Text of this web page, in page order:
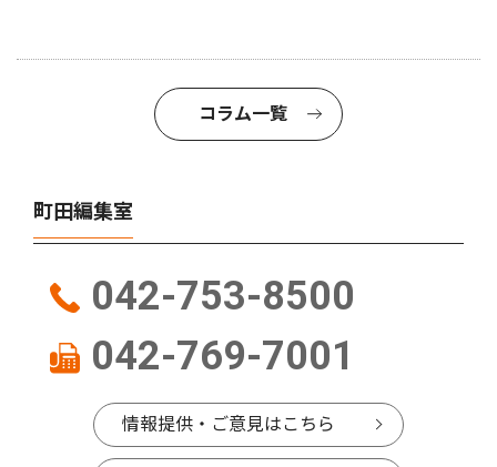
コラム一覧
町田編集室
042-753-8500
042-769-7001
情報提供・ご意見はこちら